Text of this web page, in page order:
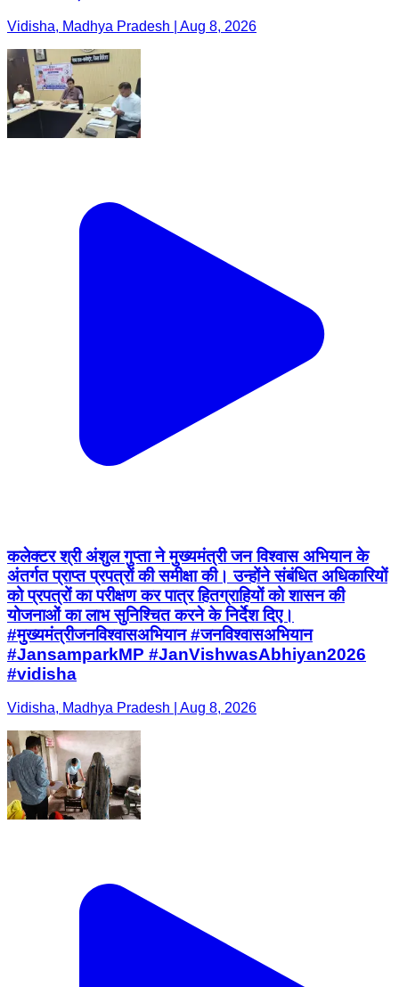
Vidisha, Madhya Pradesh | Aug 8, 2026
कलेक्टर श्री अंशुल गुप्ता ने मुख्यमंत्री जन विश्वास अभियान के
अंतर्गत प्राप्त प्रपत्रों की समीक्षा की। उन्होंने संबंधित अधिकारियों
को प्रपत्रों का परीक्षण कर पात्र हितग्राहियों को शासन की
योजनाओं का लाभ सुनिश्चित करने के निर्देश दिए।
#मुख्यमंत्रीजनविश्वासअभियान #जनविश्वासअभियान
#JansamparkMP #JanVishwasAbhiyan2026
#vidisha
Vidisha, Madhya Pradesh | Aug 8, 2026